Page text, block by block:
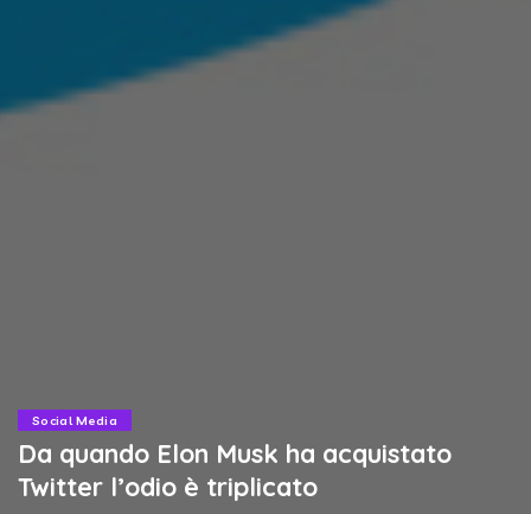
Social Media
Da quando Elon Musk ha acquistato
Twitter l’odio è triplicato